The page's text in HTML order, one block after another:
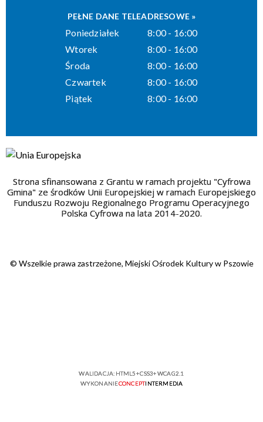
PEŁNE DANE TELEADRESOWE »
Poniedziałek
8:00 - 16:00
Wtorek
8:00 - 16:00
Środa
8:00 - 16:00
Czwartek
8:00 - 16:00
Piątek
8:00 - 16:00
Strona sfinansowana z Grantu w ramach projektu "Cyfrowa
Gmina" ze środków Unii Europejskiej w ramach Europejskiego
Funduszu Rozwoju Regionalnego Programu Operacyjnego
Polska Cyfrowa na lata 2014-2020.
© Wszelkie prawa zastrzeżone, Miejski Ośrodek Kultury w Pszowie
WALIDACJA: HTML5+CSS3+WCAG 2.1
WYKONANIECONCEPTINTERMEDIA